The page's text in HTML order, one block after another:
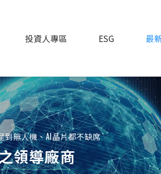
投資人專區 ESG 最
到無人機、AI晶片都不缺席
領導廠商